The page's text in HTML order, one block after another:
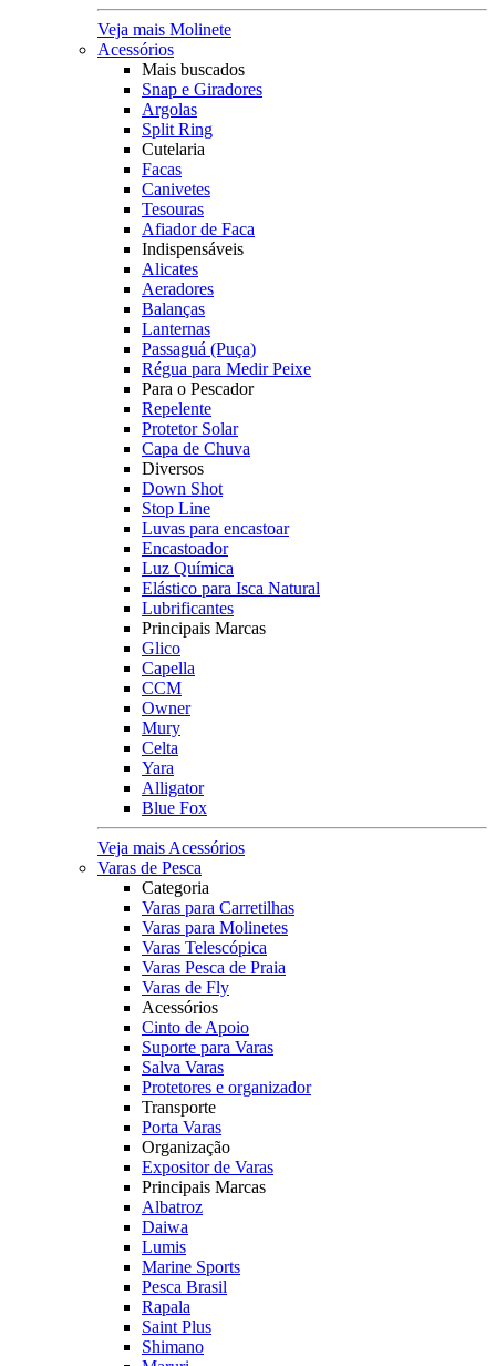
Veja mais Molinete
Acessórios
Mais buscados
Snap e Giradores
Argolas
Split Ring
Cutelaria
Facas
Canivetes
Tesouras
Afiador de Faca
Indispensáveis
Alicates
Aeradores
Balanças
Lanternas
Passaguá (Puça)
Régua para Medir Peixe
Para o Pescador
Repelente
Protetor Solar
Capa de Chuva
Diversos
Down Shot
Stop Line
Luvas para encastoar
Encastoador
Luz Química
Elástico para Isca Natural
Lubrificantes
Principais Marcas
Glico
Capella
CCM
Owner
Mury
Celta
Yara
Alligator
Blue Fox
Veja mais Acessórios
Varas de Pesca
Categoria
Varas para Carretilhas
Varas para Molinetes
Varas Telescópica
Varas Pesca de Praia
Varas de Fly
Acessórios
Cinto de Apoio
Suporte para Varas
Salva Varas
Protetores e organizador
Transporte
Porta Varas
Organização
Expositor de Varas
Principais Marcas
Albatroz
Daiwa
Lumis
Marine Sports
Pesca Brasil
Rapala
Saint Plus
Shimano